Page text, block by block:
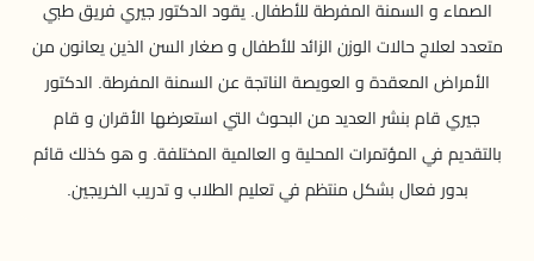
الصماء و السمنة المفرطة للأطفال. يقود الدكتور جيري فريق طبي
متعدد لعلاج حالات الوزن الزائد للأطفال و صغار السن الذين يعانون من
الأمراض المعقدة و العويصة الناتجة عن السمنة المفرطة. الدكتور
جيري قام بنشر العديد من البحوث التي استعرضها الأقران و قام
بالتقديم في المؤتمرات المحلية و العالمية المختلفة. و هو كذلك قائم
بدور فعال بشكل منتظم في تعليم الطلاب و تدريب الخريجين.